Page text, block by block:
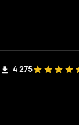
4 275